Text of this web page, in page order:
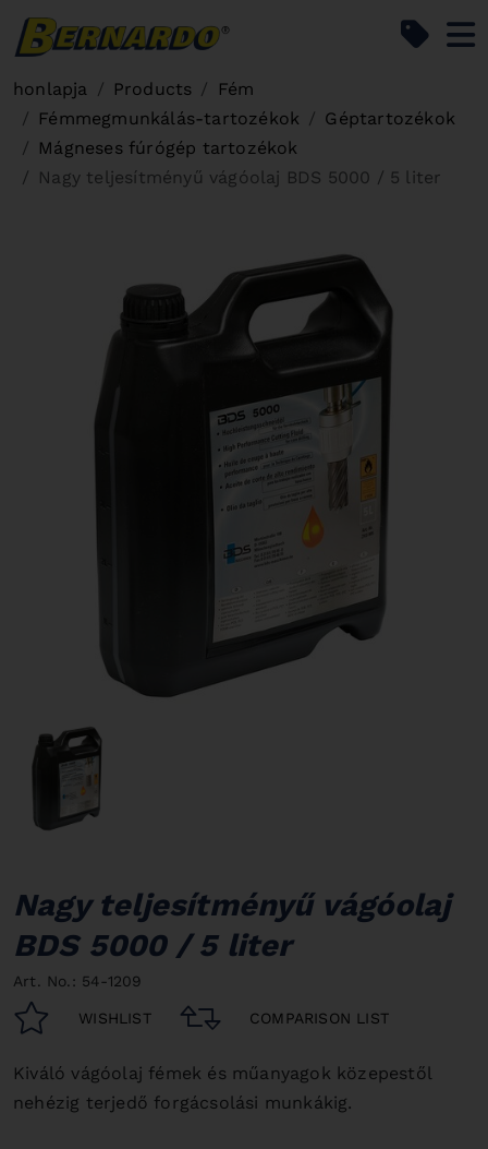
honlapja Products
Fém
Fémmegmunkálás-tartozékok
Géptartozékok
Mágneses fúrógép tartozékok
Nagy teljesítményű vágóolaj BDS 5000 / 5 liter
Nagy teljesítményű vágóolaj
BDS 5000 / 5 liter
Art. No.: 54-1209
WISHLIST COMPARISON LIST
Kiváló vágóolaj fémek és műanyagok közepestől
nehézig terjedő forgácsolási munkákig.